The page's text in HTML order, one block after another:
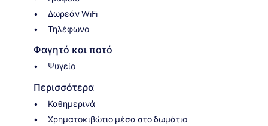
Δωρεάν WiFi
Τηλέφωνο
Φαγητό και ποτό
Ψυγείο
Περισσότερα
Καθημερινά
Χρηματοκιβώτιο μέσα στο δωμάτιο